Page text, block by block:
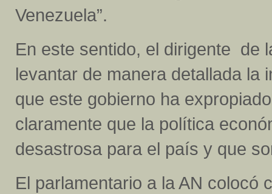
Venezuela”.
En este sentido, el dirigente de
levantar de manera detallada la
que este gobierno ha
claramente que la política
desastrosa para el país y que
El parlamentario a la AN colocó